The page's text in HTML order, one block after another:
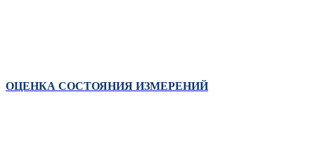
ОЦЕНКА СОСТОЯНИЯ ИЗМЕРЕНИЙ